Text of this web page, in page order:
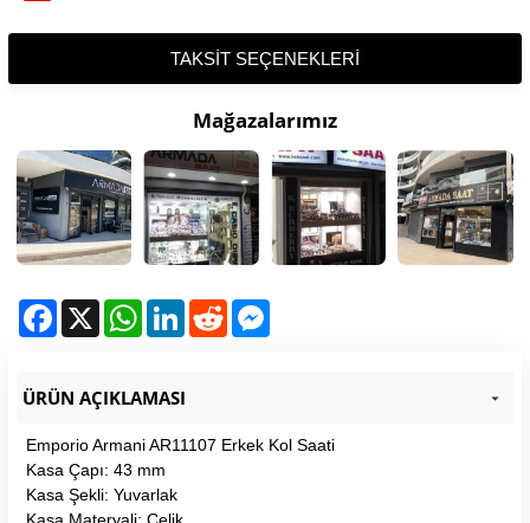
TAKSIT SEÇENEKLERI
Mağazalarımız
Facebook WhatsAppLinkedInReddit
ÜRÜN AÇIKLAMASI
Emporio Armani AR11107 Erkek Kol Saati
Kasa Çapı: 43 mm
Kasa Şekli: Yuvarlak